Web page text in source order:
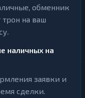
обменник
на ваш
наличных на
заявки и
сделки.